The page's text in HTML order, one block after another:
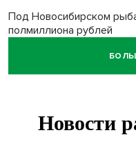
Под Новосибирском
полмиллиона рублей
Мартышки Бразза с
Премии самому себе